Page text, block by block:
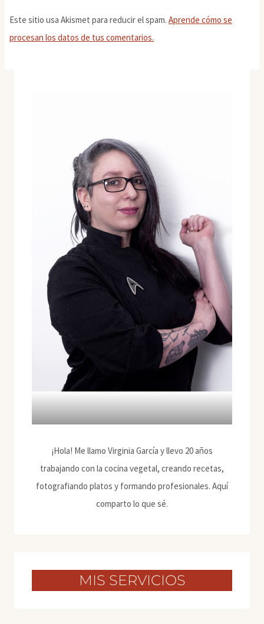
Este sitio usa Akismet para reducir el spam. Aprende cómo se
procesan los datos de tus comentarios.
¡Hola! Me llamo Virginia García y llevo 20 años
trabajando con la cocina vegetal, creando recetas,
fotografiando platos y formando profesionales. Aquí
comparto lo que sé.
MIS SERVICIOS